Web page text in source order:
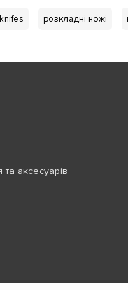
knifes розкладні ножі
аксесуарів